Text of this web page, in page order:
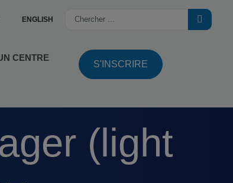
ENGLISH
CENTRE
S'INSCRIRE